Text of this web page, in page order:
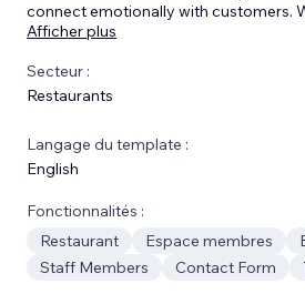
connect emotionally with customers.
Afficher plus
Secteur :
Restaurants
Langage du template :
English
Fonctionnalités :
Restaurant
Espace membres
Staff Members
Contact Form